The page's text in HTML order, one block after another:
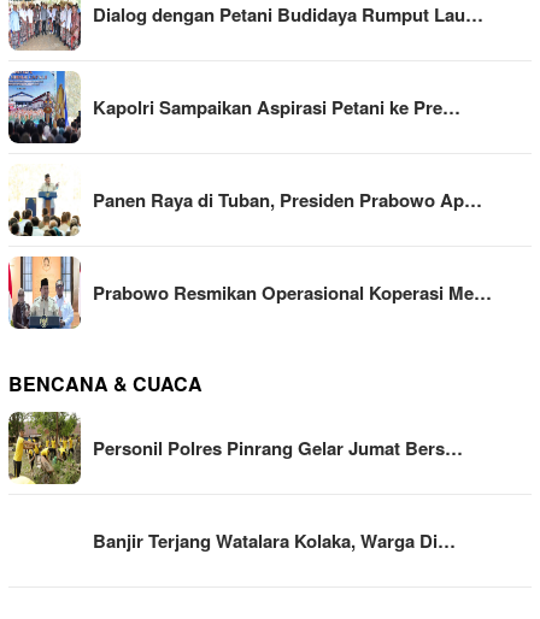
Dialog dengan Petani Budidaya Rumput Lau…
Kapolri Sampaikan Aspirasi Petani ke Pre…
Panen Raya di Tuban, Presiden Prabowo Ap…
Prabowo Resmikan Operasional Koperasi Me…
BENCANA & CUACA
Personil Polres Pinrang Gelar Jumat Bers…
Banjir Terjang Watalara Kolaka, Warga Di…